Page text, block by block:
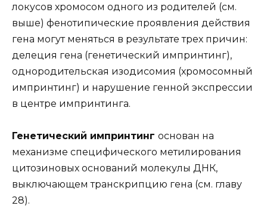
локусов хромосом одного из родителей (см.
выше) фенотипические проявления действия
гена могут меняться в результате трех причин:
делеция гена (генетический импринтинг),
однородительская изодисомия (хромосомный
импринтинг) и нарушение генной экспрессии
в центре импринтинга.
Генетический импринтинг основан на
механизме специфического метилирования
цитозиновых оснований молекулы ДНК,
выключающем транскрипцию гена (см. главу
28).